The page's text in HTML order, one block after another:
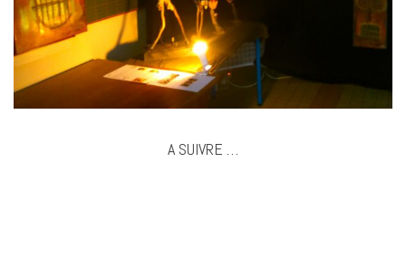
A SUIVRE …